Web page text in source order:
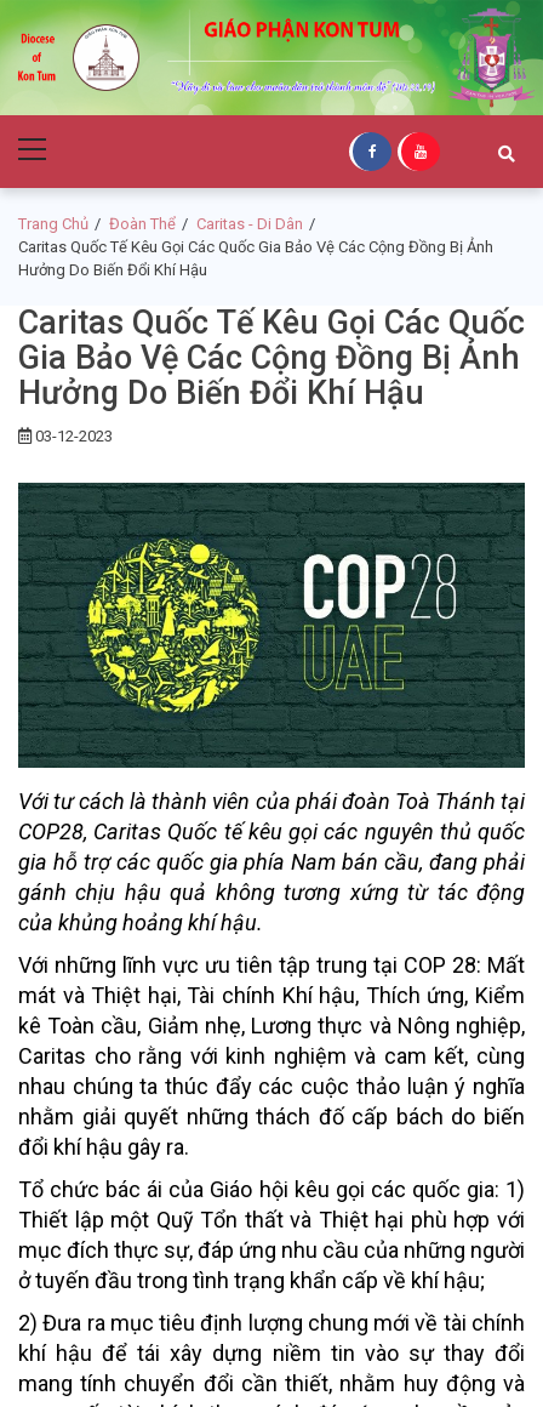
to
navigation
to
content
Giáo Phận Kon
Tum
Menu
Trang Chủ Đoàn Thể
Caritas - Di Dân
Caritas Quốc Tế Kêu Gọi Các Quốc Gia Bảo Vệ Các Cộng Đồng Bị Ảnh
Hưởng Do Biến Đổi Khí Hậu
Caritas Quốc Tế Kêu Gọi Các Quốc
Gia Bảo Vệ Các Cộng Đồng Bị Ảnh
Hưởng Do Biến Đổi Khí Hậu
03-12-2023
Với tư cách là thành viên của phái đoàn Toà Thánh tại
COP28, Caritas Quốc tế kêu gọi các nguyên thủ quốc
gia hỗ trợ các quốc gia phía Nam bán cầu, đang phải
gánh chịu hậu quả không tương xứng từ tác động
của khủng hoảng khí hậu.
Với những lĩnh vực ưu tiên tập trung tại COP 28: Mất
mát và Thiệt hại, Tài chính Khí hậu, Thích ứng, Kiểm
kê Toàn cầu, Giảm nhẹ, Lương thực và Nông nghiệp,
Caritas cho rằng với kinh nghiệm và cam kết, cùng
nhau chúng ta thúc đẩy các cuộc thảo luận ý nghĩa
nhằm giải quyết những thách đố cấp bách do biến
đổi khí hậu gây ra.
Tổ chức bác ái của Giáo hội kêu gọi các quốc gia: 1)
Thiết lập một Quỹ Tổn thất và Thiệt hại phù hợp với
mục đích thực sự, đáp ứng nhu cầu của những người
ở tuyến đầu trong tình trạng khẩn cấp về khí hậu;
2) Đưa ra mục tiêu định lượng chung mới về tài chính
khí hậu để tái xây dựng niềm tin vào sự thay đổi
mang tính chuyển đổi cần thiết, nhằm huy động và